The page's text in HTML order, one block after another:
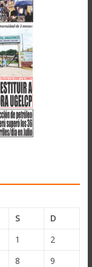
S
D
1
2
8
9